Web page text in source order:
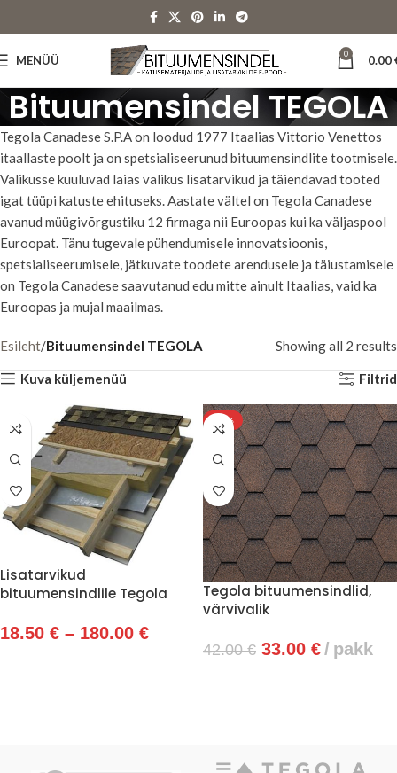
MENÜÜ 0 0.00
Bituumensindel TEGOLA
Tegola Canadese S.P.A on loodud 1977 Itaalias Vittorio Venettos
itaallaste poolt ja on spetsialiseerunud bituumensindlite tootmisele.
Valikusse kuuluvad laias valikus lisatarvikud ja täiendavad tooted
igat tüüpi katuste ehituseks. Aastate vältel on Tegola Canadese
avanud müügivõrgustiku 12 firmaga nii Euroopas kui ka väljaspool
Euroopat. Tänu tugevale pühendumisele innovatsioonis,
spetsialiseerumisele, jätkuvate toodete arendusele ja täiustamisele
on Tegola Canadese saavutanud edu mitte ainult Itaalias, vaid ka
Euroopas ja mujal maailmas.
Esileht Bituumensindel TEGOLA Showing all 2 results
Kuva küljemenüü Filtrid
Lisatarvikud
bituumensindlile Tegola
18.50 € – 180.00 €
-21%
Tegola bituumensindlid,
värvivalik
42.00€ 33.00 € pakk